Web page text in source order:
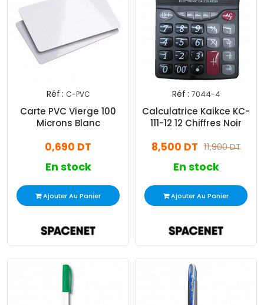
Réf : C-PVC
Carte PVC Vierge 100
Microns Blanc
0,690 DT
En stock
Ajouter Au Panier
Réf : 7044-4
Calculatrice Kaikce KC-
111-12 12 Chiffres Noir
11,900 DT
8,500 DT
En stock
Ajouter Au Panier